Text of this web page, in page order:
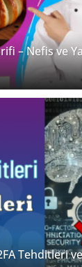
– Nefis ve
Tehditleri